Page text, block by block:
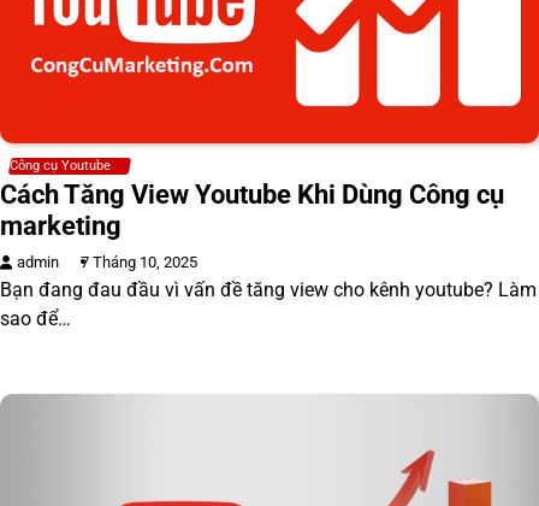
Công cụ Youtube
Cách Tăng View Youtube Khi Dùng Công cụ
marketing
admin 7 Tháng 10, 2025
Bạn đang đau đầu vì vấn đề tăng view cho kênh youtube? Làm
sao để…